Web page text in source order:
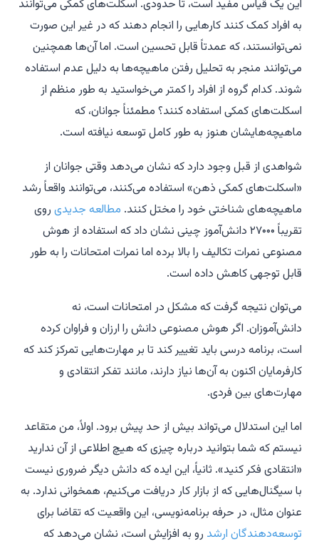
این یک قیاس مفید است، تا حدودی. اسکلت‌های کمکی می‌توانند
به افراد کمک کنند کارهایی را انجام دهند که در غیر این صورت
نمی‌توانستند، که عمدتاً قابل تحسین است. اما آن‌ها همچنین
می‌توانند منجر به تحلیل رفتن ماهیچه‌ها به دلیل عدم استفاده
شوند. کدام گروه از افراد را کمتر می‌خواستید به طور منظم از
اسکلت‌های کمکی استفاده کنند؟ مطمئناً جوانان، که
ماهیچه‌هایشان هنوز به طور کامل توسعه نیافته است.
شواهدی از قبل وجود دارد که نشان می‌دهد وقتی جوانان از
«اسکلت‌های کمکی ذهن» استفاده می‌کنند، می‌توانند واقعاً رشد
ماهیچه‌های شناختی خود را مختل کنند. مطالعه جدیدی روی
تقریباً ۲۷۰۰۰ دانش‌آموز چینی نشان داد که استفاده از هوش
مصنوعی نمرات تکالیف را بالا برده اما نمرات امتحانات را به طور
قابل توجهی کاهش داده است.
می‌توان نتیجه گرفت که مشکل در امتحانات است، نه
دانش‌آموزان. اگر هوش مصنوعی دانش را ارزان و فراوان کرده
است، برنامه درسی باید تغییر کند تا بر مهارت‌هایی تمرکز کند که
کارفرمایان اکنون به آن‌ها نیاز دارند، مانند تفکر انتقادی و
مهارت‌های بین فردی.
اما این استدلال می‌تواند بیش از حد پیش برود. اولاً، من متقاعد
نیستم که شما بتوانید درباره چیزی که هیچ اطلاعی از آن ندارید
«انتقادی فکر کنید». ثانیاً، این ایده که دانش دیگر ضروری نیست
با سیگنال‌هایی که از بازار کار دریافت می‌کنیم، همخوانی ندارد. به
عنوان مثال، در حرفه برنامه‌نویسی، این واقعیت که تقاضا برای
توسعه‌دهندگان ارشد رو به افزایش است، نشان می‌دهد که